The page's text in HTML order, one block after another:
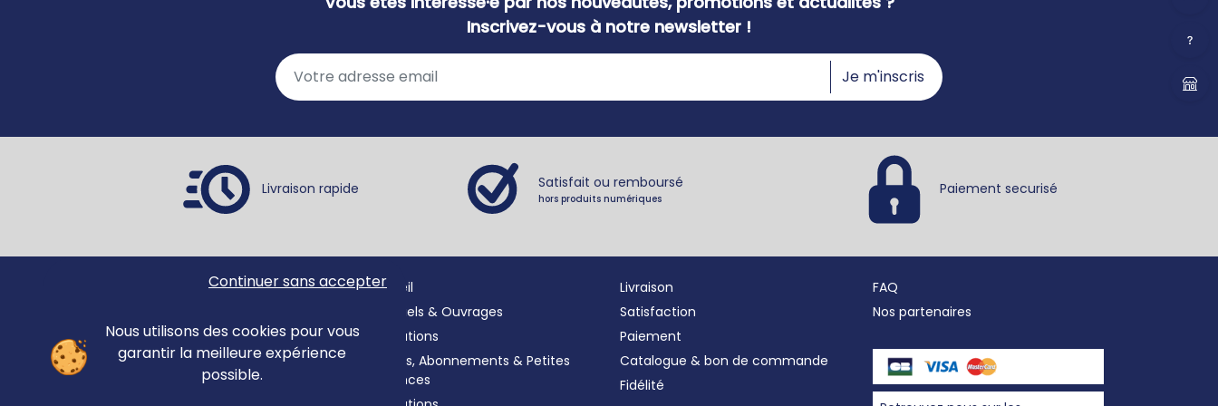
Repérage spatial - Mémoire
Résolution de problèmes
Sémantique
Syllabes
Inscrivez-vous à notre newsletter !
Je m'inscris
Livraison rapide Satisfait ou remboursé
hors produits numériques
Paiement securisé
62330 ISBERGUES
Accueil
Matériels & Ouvrages
Évaluations
Revues, Abonnements & Petites
annonces
Livraison
Satisfaction
Paiement
Catalogue & bon de commande
Fidélité
FAQ
Nos partenaires
Continuer sans accepter
Nous utilisons des cookies pour vous
garantir la meilleure expérience
possible.